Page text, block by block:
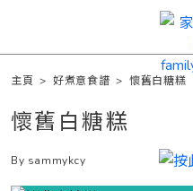
主頁 >好煮意食譜 >懷舊白糖糕
懷舊白糖糕
By sammykcy